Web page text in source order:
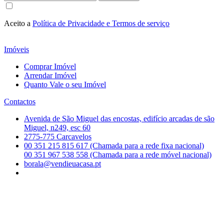
Aceito a Política de Privacidade e Termos de serviço
Imóveis
Comprar Imóvel
Arrendar Imóvel
Quanto Vale o seu Imóvel
Contactos
Avenida de São Miguel das encostas, edifício arcadas de são
Miguel, n249, esc 60
2775-775 Carcavelos
00 351 215 815 617 (Chamada para a rede fixa nacional)
00 351 967 538 558 (Chamada para a rede móvel nacional)
borala@vendieuacasa.pt